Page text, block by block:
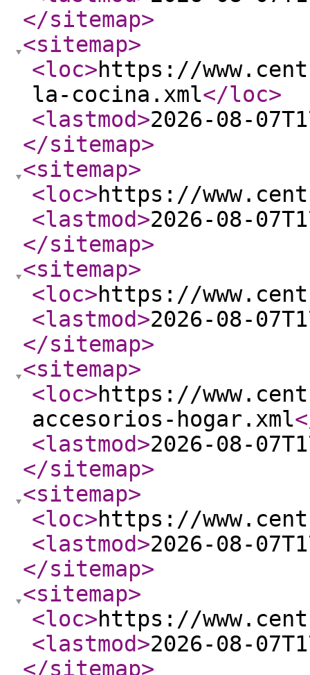
</sitemap>
<sitemap>
<loc>https://
la-cocina.xml</loc>
<lastmod>2026-08-
</sitemap>
<sitemap>
<loc>https://
<lastmod>2026-08-
</sitemap>
<sitemap>
<loc>https://
<lastmod>2026-08-
</sitemap>
<sitemap>
<loc>https://
accesorios-hogar.xml
<lastmod>2026-08-
</sitemap>
<sitemap>
<loc>https://
<lastmod>2026-08-
</sitemap>
<sitemap>
<loc>https://
<lastmod>2026-08-
</sitemap>